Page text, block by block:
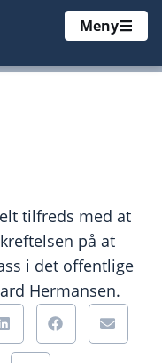
Meny
tilfreds med at
på at
i det offentlige
Hermansen.